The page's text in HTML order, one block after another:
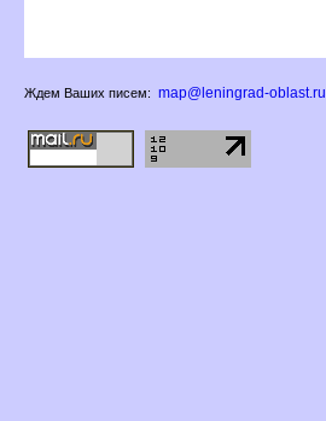
Ждем Ваших писем: map@leningrad-oblast.ru